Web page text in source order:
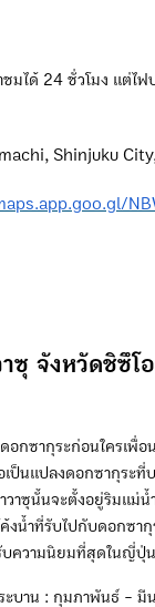
ชมได้ 24 ชั่วโมง แต่ไ
Shinjuku
ซุ จังหวัดชิซึโ
อกซากุระก่อนใครเพื่อ
เป็นแปลงดอกซากุระที่
าซุนั้นจะตั้งอยู่ริมแม่น้
งน้ำที่รับไปกับดอกซา
บความนิยมที่สุดในญี่ปุ่น
ะบาน : กุมภาพันธ์ - มี